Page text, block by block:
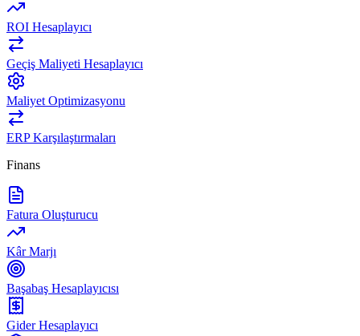
ROI Hesaplayıcı
Geçiş Maliyeti Hesaplayıcı
Maliyet Optimizasyonu
ERP Karşılaştırmaları
Finans
Fatura Oluşturucu
Kâr Marjı
Başabaş Hesaplayıcısı
Gider Hesaplayıcı